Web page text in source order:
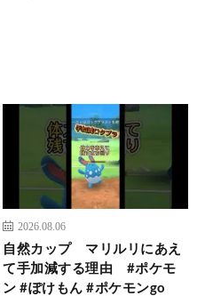
2026.08.06
自然カップ マリルリにあえ
て手加減する理由 #ポケモ
ン #ぽけもん #ポケモンgo